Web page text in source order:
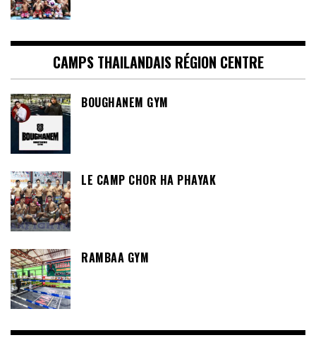
CAMPS THAILANDAIS RÉGION CENTRE
BOUGHANEM GYM
LE CAMP CHOR HA PHAYAK
RAMBAA GYM